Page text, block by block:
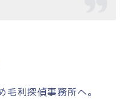
利探偵事務所へ。